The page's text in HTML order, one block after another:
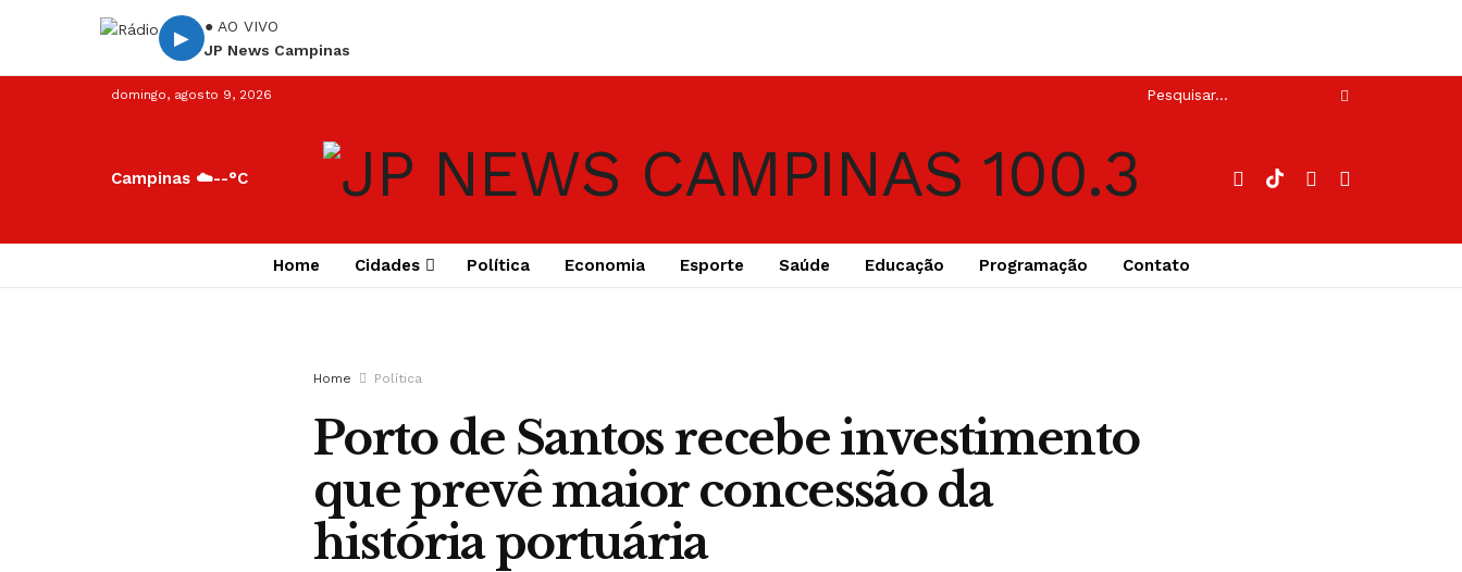
▶
● AO VIVO
JP News Campinas
domingo, agosto 9, 2026
Campinas ☁️--°C
Home Cidades Política Economia Esporte Saúde Educação Programação Contato
Home Política
Porto de Santos recebe investimento
que prevê maior concessão da
história portuária